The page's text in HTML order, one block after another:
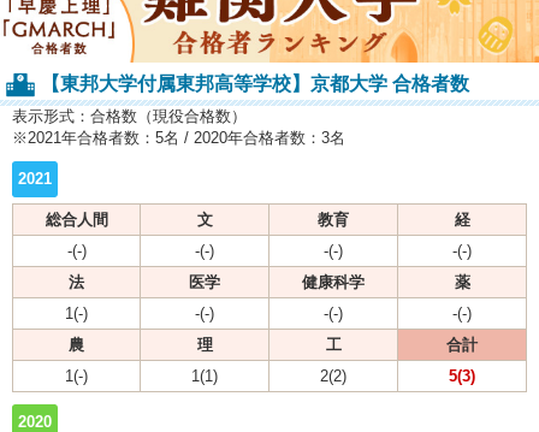
【東邦大学付属東邦高等学校】京都大学 合格者数
表示形式：合格数（現役合格数）
※2021年合格者数：5名 / 2020年合格者数：3名
2021
総合人間 文 教育
経
-(-)
-(-) -(-)
-(-)
法
医学 健康科学
薬
1(-)
-(-) -(-)
-(-)
農
理 工
合計
1(-)
1(1) 2(2) 5(3)
2020